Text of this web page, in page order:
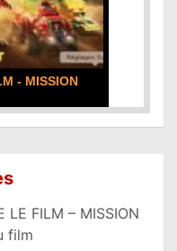
- MISSION
LE FILM – MISSION
film